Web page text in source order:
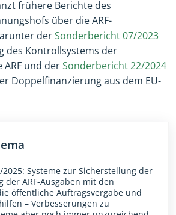
frühere Berichte des
über die ARF-
derSonderbericht 07/2023
des Kontrollsystems der
und derSonderbericht 22/2024
Doppelfinanzierung aus dem EU-
Systeme zur Sicherstellung der
der ARF-Ausgaben mit den
öffentliche Auftragsvergabe und
– Verbesserungen zu